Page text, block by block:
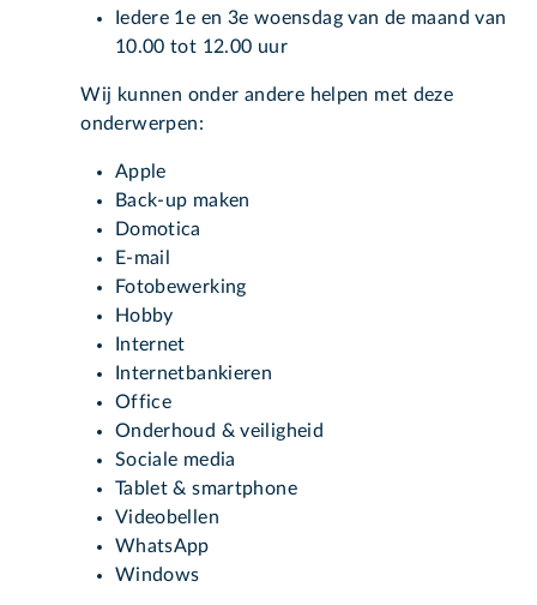
Iedere 1e en 3e woensdag van de maand van
10.00 tot 12.00 uur
Wij kunnen onder andere helpen met deze
onderwerpen:
Apple
Back-up maken
Domotica
E-mail
Fotobewerking
Hobby
Internet
Internetbankieren
Office
Onderhoud & veiligheid
Sociale media
Tablet & smartphone
Videobellen
WhatsApp
Windows